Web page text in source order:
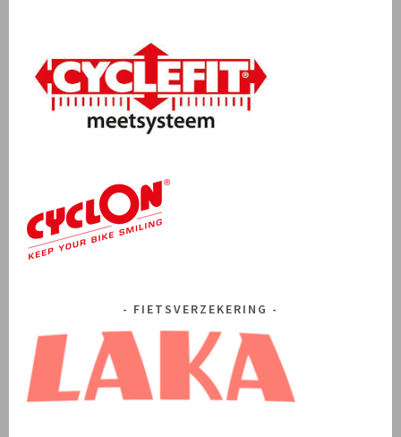
FIETSVERZEKERING